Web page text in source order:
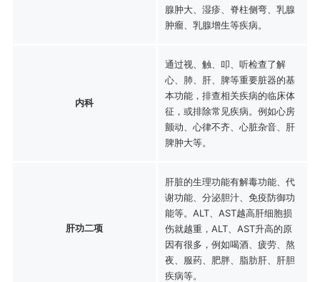
腺肿大、湿疹、脊柱侧弯、乳腺
肿瘤、乳腺增生等疾病。
内科
通过视、触、叩、听检查了解
心、肺、肝、脾等重要脏器的基
本功能，排查相关疾病的临床体
征，或排除常见疾病。例如心房
颤动、心律不齐、心脏杂音、肝
脾肿大等。
肝功二项
肝脏的生理功能有解毒功能、代
谢功能、分泌胆汁、免疫防御功
能等。ALT、AST越高肝细胞损
伤就越重，ALT、AST升高的原
因有很多，例如喝酒、疲劳、熬
夜、服药、肥胖、脂肪肝、肝胆
疾病等。